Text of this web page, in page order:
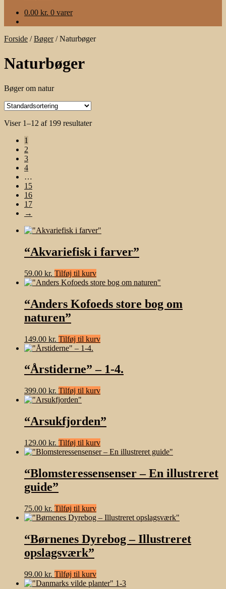
0.00 kr. 0 varer
Forside /Bøger/Naturbøger
Naturbøger
Bøger om natur
Viser 1–12 af 199 resultater
1
2
3
4
…
15
16
17
→
“Akvariefisk i farver”
59.00 kr. Tilføj til kurv
“Anders Kofoeds store bog om
naturen”
149.00 kr. Tilføj til kurv
“Årstiderne” – 1-4.
399.00 kr. Tilføj til kurv
“Arsukfjorden”
129.00 kr. Tilføj til kurv
“Blomsteressensenser – En illustreret
guide”
75.00 kr. Tilføj til kurv
“Børnenes Dyrebog – Illustreret
opslagsværk”
99.00 kr. Tilføj til kurv